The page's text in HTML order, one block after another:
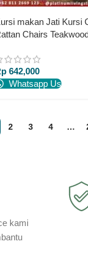
makan Jati Kursi
Chairs
642,000
Whatsapp Us
2 3 4 …
kami